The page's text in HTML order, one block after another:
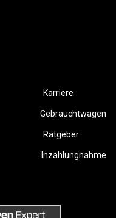
Karriere
Gebrauchtwagen
Ratgeber
Inzahlungnahme